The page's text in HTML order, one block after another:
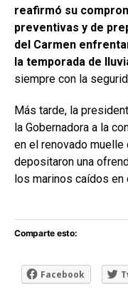
reafirmó su
preventivas y de
del Carmen
la temporada de
siempre con la
Más tarde, la
la Gobernadora a la
en el renovado
depositaron una
los marinos caídos en
Comparte esto:
Facebook